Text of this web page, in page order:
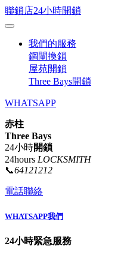
聯鎖店24小時開鎖
我們的服務
鋼閘換鎖
屋苑開鎖
Three Bays開鎖
WHATSAPP
赤柱
Three Bays
24小時開鎖
24hours LOCKSMITH
📞64121212
電話聯絡
WHATSAPP我們
24小時緊急服務